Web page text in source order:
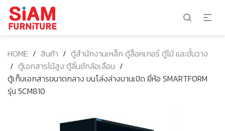
HOME / สินค้า / ตู้สำนักงานเหล็ก ตู้ล็อคเกอร์ ตู้ไม้ และชั้นวาง
/ ตู้เอกสารไม้สูง ตู้ลิ้นชักล้อเลื่อน /
ตู้เก็บเอกสารขนาดกลาง บนโล่งล่างบานเปิด ยี่ห้อ SMARTFORM
รุ่น 5CM810